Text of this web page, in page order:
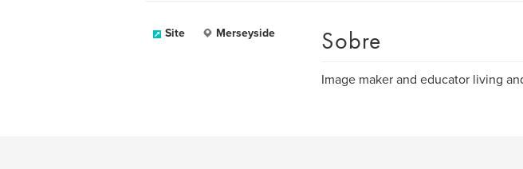
Site Merseyside Sobre
Image maker and educator living